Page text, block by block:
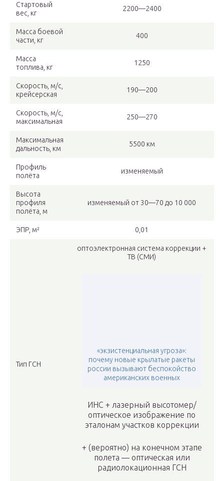
Стартовый
вес, кг
2200—2400
Масса боевой
части, кг
400
Масса
топлива, кг
1250
Скорость, м/c,
крейсерская
190—200
Скорость, м/c,
максимальная
250—270
Максимальная
дальность, км
5500 км
Профиль
полёта
изменяемый
Высота
профиля
полёта, м
изменяемый от 30—70 до 10 000
ЭПР, м² 0,01
Тип ГСН
оптоэлектронная система коррекции +
ТВ (СМИ)
«экзистенциальная угроза»:
почему новые крылатые ракеты
россии вызывают беспокойство
американских военных
ИНС + лазерный высотомер/
оптическое изображение по
эталонам участков коррекции
+ (вероятно) на конечном этапе
полета — оптическая или
радиолокационная ГСН